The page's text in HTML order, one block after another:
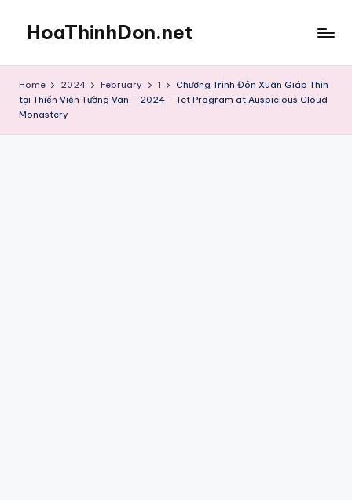
content
HoaThinhDon.net
in
Washington
Home 2024 February 1
Chương Trình Đón Xuân Giáp Thìn
tại Thiền Viện Tường Vân – 2024 – Tet Program at Auspicious Cloud
Monastery